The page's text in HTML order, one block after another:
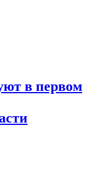
в первом